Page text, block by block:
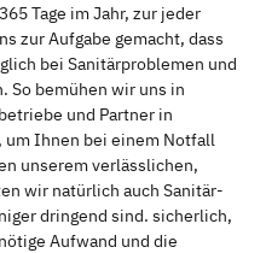
Tage im Jahr, zur jeder
zur Aufgabe gemacht, dass
bei Sanitärproblemen und
So bemühen wir uns in
und Partner in
Ihnen bei einem Notfall
unserem verlässlichen,
wir natürlich auch Sanitär-
dringend sind. sicherlich,
Aufwand und die